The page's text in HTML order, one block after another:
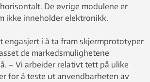
De øvrige modulene er
ikke inneholder elektronikk.
engasjert i å ta fram skjermprototyper
de markedsmulighetene
– Vi arbeider relativt tett på ulike
for å teste ut anvendbarheten av